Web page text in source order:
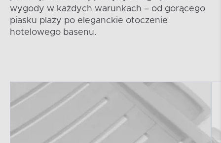
wygody w każdych warunkach – od gorącego
piasku plaży po eleganckie otoczenie
hotelowego basenu.